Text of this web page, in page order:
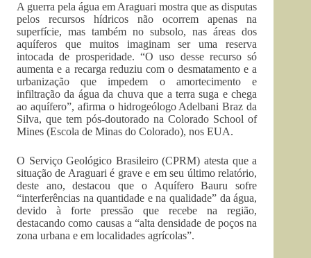
A guerra pela água em Araguari mostra que as disputas
pelos recursos hídricos não ocorrem apenas na
superfície, mas também no subsolo, nas áreas dos
aquíferos que muitos imaginam ser uma reserva
intocada de prosperidade. “O uso desse recurso só
aumenta e a recarga reduziu com o desmatamento e a
urbanização que impedem o amortecimento e
infiltração da água da chuva que a terra suga e chega
ao aquífero”, afirma o hidrogeólogo Adelbani Braz da
Silva, que tem pós-doutorado na Colorado School of
Mines (Escola de Minas do Colorado), nos EUA.
O Serviço Geológico Brasileiro (CPRM) atesta que a
situação de Araguari é grave e em seu último relatório,
deste ano, destacou que o Aquífero Bauru sofre
“interferências na quantidade e na qualidade” da água,
devido à forte pressão que recebe na região,
destacando como causas a “alta densidade de poços na
zona urbana e em localidades agrícolas”.